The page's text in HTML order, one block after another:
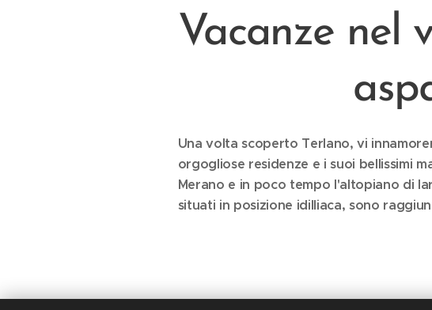
Vacanze nel
Una volta scoperto Terlano, vi
orgogliose residenze e i suoi bellissimi
Merano e in poco tempo l'altopiano di
situati in posizione idilliaca, sono